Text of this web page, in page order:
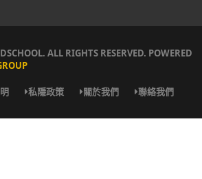
ALL RIGHTS RESERVED. POWERED
私隱政策 關於我們 聯絡我們